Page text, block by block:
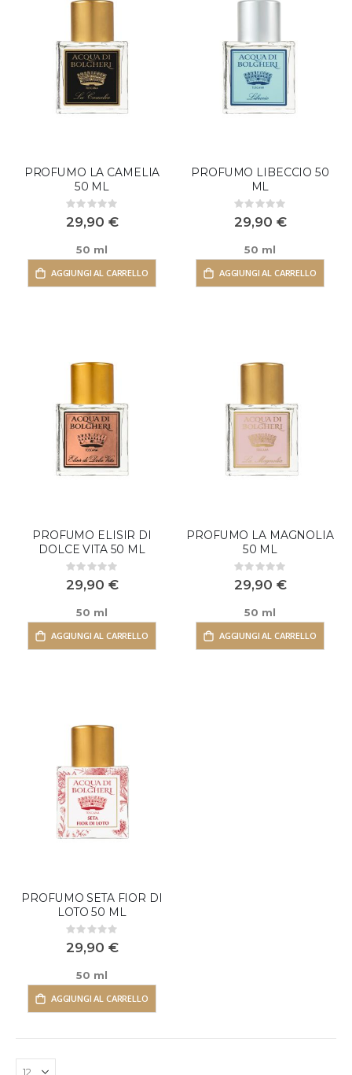
PROFUMO LA CAMELIA
50 ML
Rating:
0%
29,90 €
50 ml
AGGIUNGI AL CARRELLO
PROFUMO LIBECCIO 50
ML
Rating:
0%
29,90 €
50 ml
AGGIUNGI AL CARRELLO
PROFUMO ELISIR DI
DOLCE VITA 50 ML
Rating:
0%
29,90 €
50 ml
AGGIUNGI AL CARRELLO
PROFUMO LA MAGNOLIA
50 ML
Rating:
0%
29,90 €
50 ml
AGGIUNGI AL CARRELLO
PROFUMO SETA FIOR DI
LOTO 50 ML
Rating:
0%
29,90 €
50 ml
AGGIUNGI AL CARRELLO